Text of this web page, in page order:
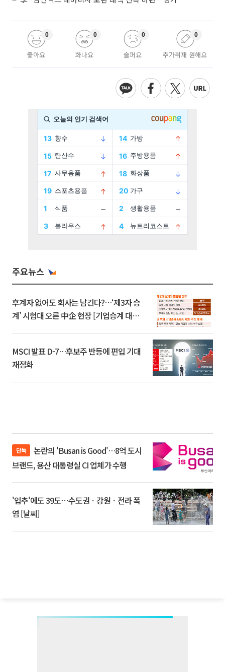
좋아요
0
화나요
0
슬퍼요
0
추가취재 원해요
0
주요뉴스
후계자 없어도 회사는 남긴다?…‘제3자 승
계’ 시험대 오른 中企 현장 [기업승계 대전
MSCI 발표 D-7…후보주 반등에 편입 기대
재점화
단독
브랜드, 용산 대통령실 CI 업체가 수행
'입추'에도 39도⋯수도권ㆍ강원ㆍ전라 폭
염 [날씨]